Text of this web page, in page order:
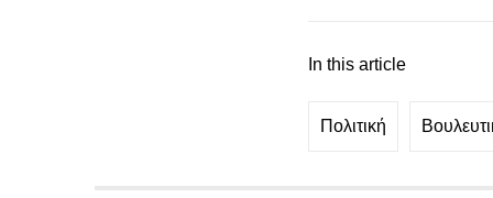
In this article
Πολιτική